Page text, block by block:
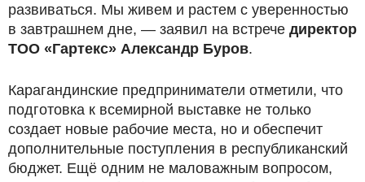
развиваться. Мы живем и растем с уверенностью
в завтрашнем дне, — заявил на встрече директор
ТОО «Гартекс» Александр Буров.
Карагандинские предприниматели отметили, что
подготовка к всемирной выставке не только
создает новые рабочие места, но и обеспечит
дополнительные поступления в республиканский
бюджет. Ещё одним не маловажным вопросом,